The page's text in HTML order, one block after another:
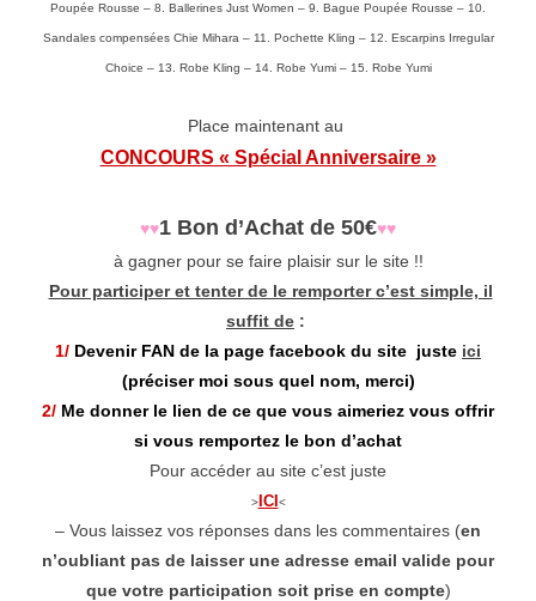
Poupée Rousse – 8. Ballerines Just Women – 9. Bague Poupée Rousse – 10.
Sandales compensées Chie Mihara – 11. Pochette Kling – 12. Escarpins Irregular
Choice – 13. Robe Kling – 14. Robe Yumi – 15. Robe Yumi
Place maintenant au
CONCOURS « Spécial Anniversaire »
♥♥1 Bon d’Achat de 50€♥♥
à gagner pour se faire plaisir sur le site !!
Pour participer et tenter de le remporterc’est simple, il
suffit de :
1/ Devenir FAN de la page facebook du site juste ici
(préciser moi sous quel nom, merci)
2/ Me donner le lien de ce que vous aimeriez vous offrir
si vous remportez le bon d’achat
Pour accéder au site c’est juste
>ICI <
– Vous laissez vos réponses dans les commentaires (en
n’oubliant pas de laisser une adresse email valide pour
que votre participation soit prise en compte)